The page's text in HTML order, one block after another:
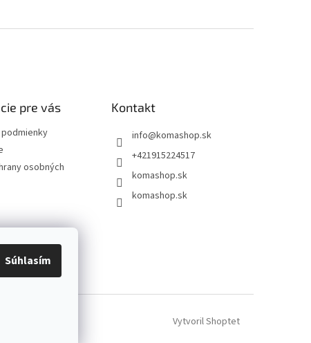
Súhlasím
pre vás
osobných
Kontakt
info@komashop.sk
+421915224517
komashop.sk
komashop.sk
Vytvoril Shoptet